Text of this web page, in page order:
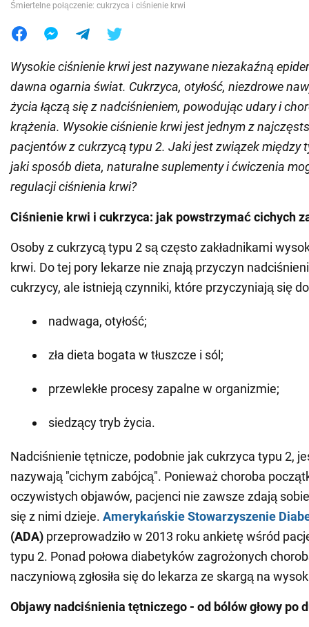
Jedzenie
Śmiertelne połączenie: cukrzyca i ciśnienie krwi
Wysokie ciśnienie krwi jest nazywane niezakaźną
dawna ogarnia świat. Cukrzyca, otyłość, niezdrowe
życia łączą się z nadciśnieniem, powodując udary i
krążenia. Wysokie ciśnienie krwi jest jednym z
pacjentów z cukrzycą typu 2. Jaki jest związek między
jaki sposób dieta, naturalne suplementy i ćwiczenia
regulacji ciśnienia krwi?
Ciśnienie krwi i cukrzyca: jak powstrzymać cichych
Osoby z cukrzycą typu 2 są często zakładnikami
krwi. Do tej pory lekarze nie znają przyczyn
cukrzycy, ale istnieją czynniki, które przyczyniają się
nadwaga, otyłość;
zła dieta bogata w tłuszcze i sól;
przewlekłe procesy zapalne w organizmie;
siedzący tryb życia.
Nadciśnienie tętnicze, podobnie jak cukrzyca typu 2,
nazywają "cichym zabójcą". Ponieważ choroba
oczywistych objawów, pacjenci nie zawsze zdają
się z nimi dzieje. Amerykańskie Stowarzyszenie
(ADA) przeprowadziło w 2013 roku ankietę wśród
typu 2. Ponad połowa diabetyków zagrożonych
naczyniową zgłosiła się do lekarza ze skargą na
Objawy nadciśnienia tętniczego - od bólów głowy po